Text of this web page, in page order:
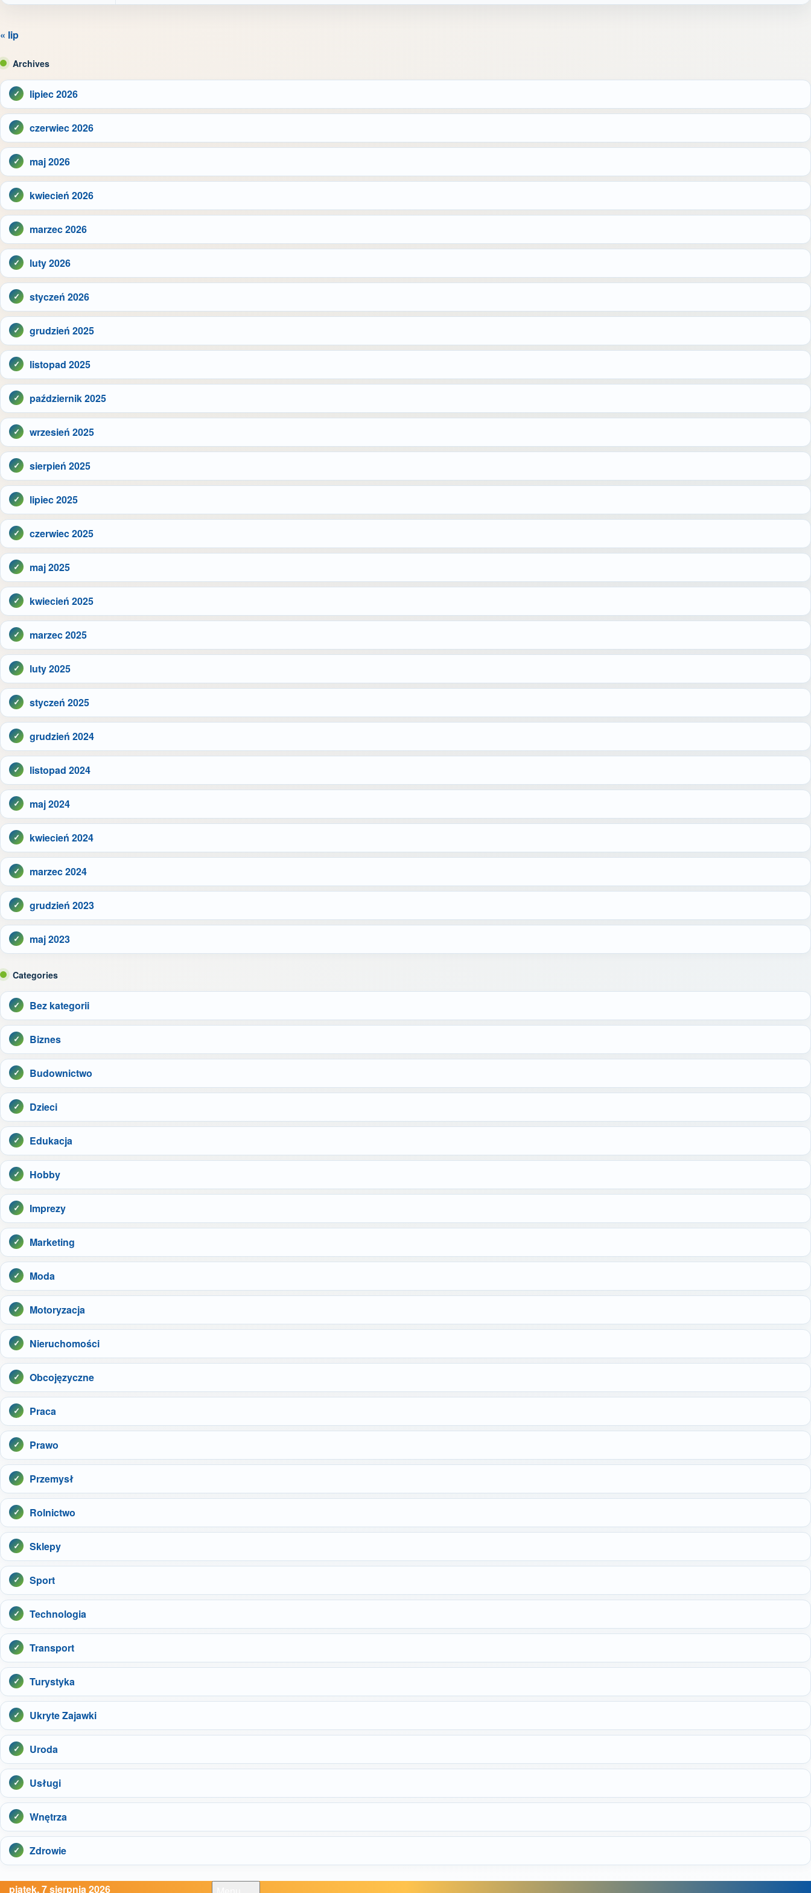
« lip
Archives
lipiec 2026
czerwiec 2026
maj 2026
kwiecień 2026
marzec 2026
luty 2026
styczeń 2026
grudzień 2025
listopad 2025
październik 2025
wrzesień 2025
sierpień 2025
lipiec 2025
czerwiec 2025
maj 2025
kwiecień 2025
marzec 2025
luty 2025
styczeń 2025
grudzień 2024
listopad 2024
maj 2024
kwiecień 2024
marzec 2024
grudzień 2023
maj 2023
Categories
Bez kategorii
Biznes
Budownictwo
Dzieci
Edukacja
Hobby
Imprezy
Marketing
Moda
Motoryzacja
Nieruchomości
Obcojęzyczne
Praca
Prawo
Przemysł
Rolnictwo
Sklepy
Sport
Technologia
Transport
Turystyka
Ukryte Zajawki
Uroda
Usługi
Wnętrza
Zdrowie
piątek, 7 sierpnia 2026